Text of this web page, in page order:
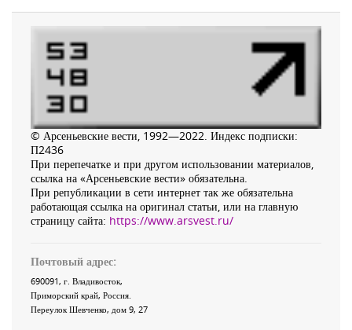
© Арсеньевские вести, 1992—2022. Индекс подписки:
П2436
При перепечатке и при другом использовании материалов,
ссылка на «Арсеньевские вести» обязательна.
При републикации в сети интернет так же обязательна
работающая ссылка на оригинал статьи, или на главную
страницу сайта: https://www.arsvest.ru/
Почтовый адрес:
690091, г. Владивосток,
Приморский край, Россия
Переулок Шевченко, дом 9, 27